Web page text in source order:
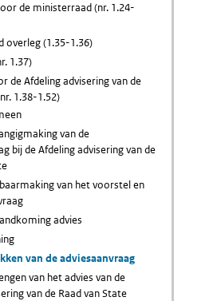
de ministerraad (nr. 1.24-
overleg (1.35-1.36)
1.37)
de Afdeling advisering van de
1.38-1.52)
van de
bij de Afdeling advisering van de
van het voorstel en
advies
van de adviesaanvraag
van het advies van de
van de Raad van State